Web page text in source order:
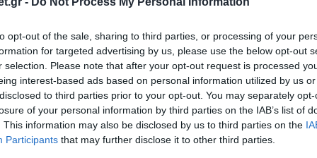
opt-out of the sale, sharing to third parties, or processing of your
for targeted advertising by us, please use the below opt-out
selection. Please note that after your opt-out request is processed
interest-based ads based on personal information utilized by us
to third parties prior to your opt-out. You may separately
of your personal information by third parties on the IAB’s list of
This information may also be disclosed by us to third parties on the
Participants that may further disclose it to other third parties.
δεσπόζουν σε κεντρικό σημείο της
και στο βίντεο που τράβηξε και
στρατιώτης.
the military fortress that NATO and